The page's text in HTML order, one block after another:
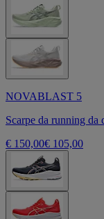
NOVABLAST 5
Scarpe da running da
€ 150,00€ 105,00